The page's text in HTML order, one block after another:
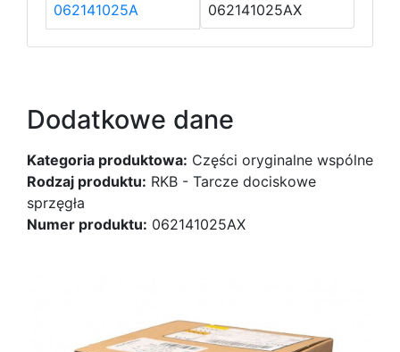
062141025A 062141025AX
Dodatkowe dane
Kategoria produktowa: Części oryginalne wspólne
Rodzaj produktu: RKB - Tarcze dociskowe
sprzęgła
Numer produktu: 062141025AX